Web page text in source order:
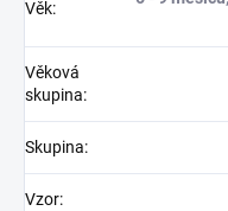
Věk:
Věková
skupina:
Skupina:
Vzor: